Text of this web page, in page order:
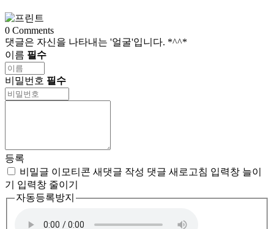
0 Comments
댓글은 자신을 나타내는 '얼굴'입니다. *^^*
이름 필수
비밀번호 필수
등록
비밀글 이모티콘 새댓글 작성 댓글 새로고침 입력창 늘이
기
입력창 줄이기
자동등록방지